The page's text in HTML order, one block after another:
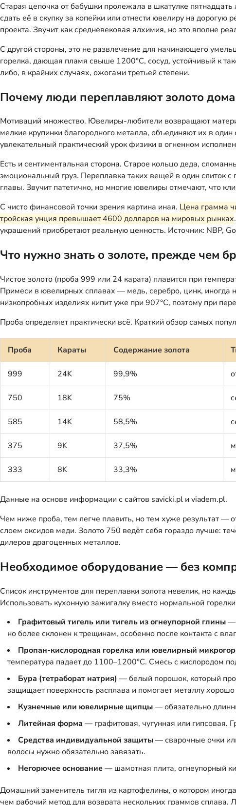
Старая цепочка от бабушки пролежала в шкатулке
сдать её в скупку за копейки или отнести ювелиру на
проекта. Звучит как средневековая алхимия, но это вполне
С другой стороны, это не развлечение для начинающего
горелка, дающая пламя свыше 1200°C, сосуд, устойчивый к
либо, в крайних случаях, ожогами третьей степени.
Почему люди переплавляют золото дома
Мотиваций множество. Ювелиры-любители возвращают
мелкие крупинки благородного металла, объединяют их в
увлекательный практический урок физики в огненном
Есть и сентиментальная сторона. Старое кольцо деда,
эмоциональный груз. Переплавка таких вещей в один
главы. Звучит патетично, но многие ювелиры отмечают, что
С чисто финансовой точки зрения картина иная. Цена грамма
тройская унция превышает 4600 долларов на мировых рынках
украшений приобретают реальную ценность. Источник: NBP,
Что нужно знать о золоте, прежде чем
Чистое золото (проба 999 или 24 карата) плавится при
Примеси в ювелирных сплавах — медь, серебро, цинк, иногда
низкопробных изделиях кипит уже при 907°C, поэтому при
Проба определяет практически всё. Краткий обзор самых
Проба Караты Содержание золота
999 24K 99,9%
750 18K 75%
585 14K 58,5%
375 9K 37,5%
333 8K 33,3%
Данные на основе информации с сайтов savicki.pl и viadem.pl.
Чем ниже проба, тем легче плавить, но тем хуже результат —
слоем оксидов меди. Золото 750 ведёт себя гораздо лучше:
дилеров драгоценных металлов.
Необходимое оборудование — без
Список инструментов для переплавки золота невелик, но
Использовать кухонную зажигалку вместо нормальной
Графитовый тигель или тигель из огнеупорной глины—
но более склонен к трещинам, особенно после контакта с
Пропан-кислородная горелка или ювелирный
температура падает до 1100–1200°C. Смесь с кислородом
Бура (тетраборат натрия) — белый порошок, который
защищает поверхность расплава и помогает металлу
Кузнечные или ювелирные щипцы— обязательно
Литейная форма — графитовая, чугунная или гипсовая.
Средства индивидуальной защиты— сварочные очки
волосы нужно обязательно завязать.
Негорючее основание— шамотная плита, огнеупорный
Домашний заменитель тигля из картофелины, о котором
чем рабочий метод для возврата нескольких граммов